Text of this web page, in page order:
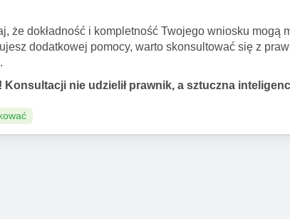
że dokładność i kompletność Twojego wniosku mogą
dodatkowej pomocy, warto skonsultować się z
Konsultacji nie udzielił prawnik, a sztuczna